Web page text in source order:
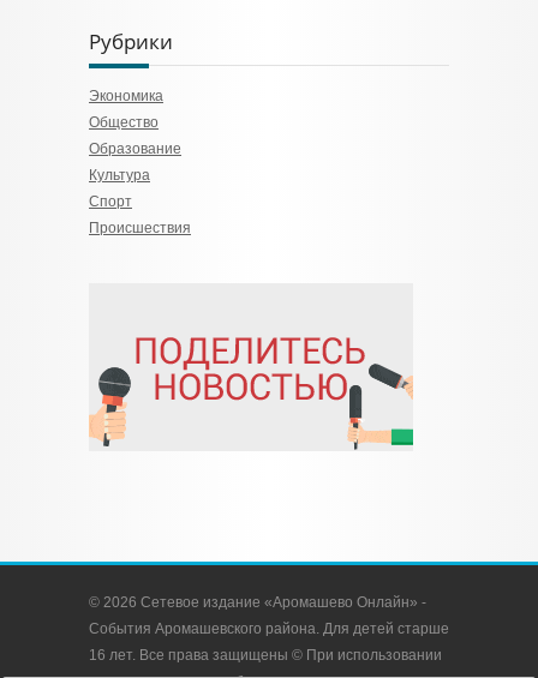
Рубрики
Экономика
Общество
Образование
Культура
Спорт
Происшествия
© 2026 Сетевое издание «Аромашево Онлайн» -
События Аромашевского района. Для детей старше
16 лет. Все права защищены © При использовании